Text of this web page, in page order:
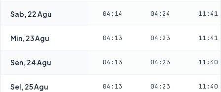
Sab, 22 Agu 04:14 04:24 11:41
Min, 23 Agu 04:13 04:23 11:41
Sen, 24 Agu 04:13 04:23 11:40
Sel, 25 Agu 04:13 04:23 11:40